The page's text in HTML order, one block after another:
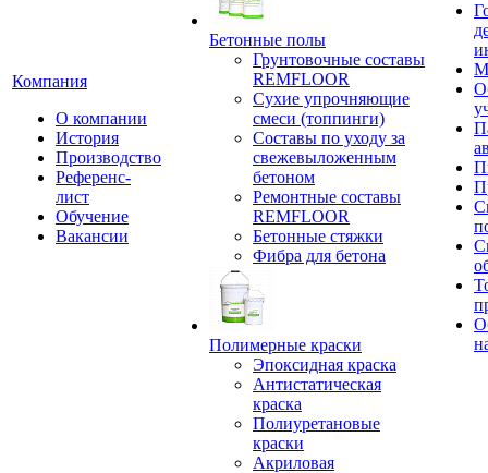
Компания
О компании
История
Производство
Референс-
лист
Обучение
Вакансии
Бетонные полы
Грунтовочные составы
REMFLOOR
Сухие упрочняющие
смеси (топпинги)
Составы по уходу за
свежевыложенным
бетоном
Ремонтные составы
REMFLOOR
Бетонные стяжки
Фибра для бетона
Полимерные краски
Эпоксидная краска
Антистатическая
краска
Полиуретановые
краски
Акриловая